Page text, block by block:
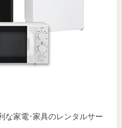
な家電･家具のレンタルサー